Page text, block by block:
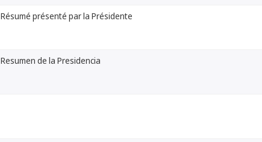
Résumé présenté par la Présidente
Resumen de la Presidencia